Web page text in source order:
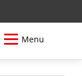
Menu